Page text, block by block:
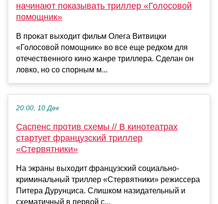
начинают показывать триллер «Голосовой
помощник»
В прокат выходит фильм Олега Витвицки
«Голосовой помощник» во все еще редком для
отечественного кино жанре триллера. Сделан он
ловко, но со спорным м...
20:00, 10 Дек
Саспенс против схемы // В кинотеатрах
стартует французский триллер
«Стервятники»
На экраны выходит французский социально-
криминальный триллер «Стервятники» режиссера
Питера Дурунциса. Слишком назидательный и
схематичный в первой с...